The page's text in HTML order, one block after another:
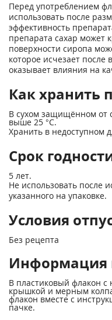
Перед употреблением
использовать после
эффективность
препарата сахар может
поверхности сиропа
которое исчезает после
оказывает влияния на
Как хранить
В сухом защищённом от
выше 25 °С.
Хранить в недоступном
Срок
5 лет.
Не использовать после
указанного на упаковке.
Условия
Без рецепта
Информация
В пластиковый флакон
крышкой и мерным
флакон вместе с
пачке.